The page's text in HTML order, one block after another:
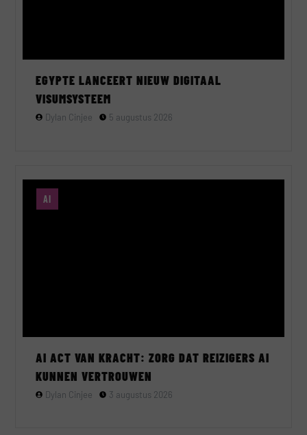
EGYPTE LANCEERT NIEUW DIGITAAL
VISUMSYSTEEM
Dylan Cinjee 5 augustus 2026
AI
AI ACT VAN KRACHT: ZORG DAT REIZIGERS AI
KUNNEN VERTROUWEN
Dylan Cinjee 3 augustus 2026